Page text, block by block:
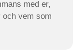
med er,
vem som